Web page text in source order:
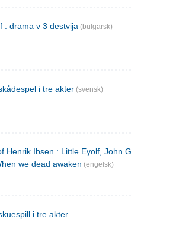
: drama v 3 destvija (bulgarsk)
i tre akter (svensk)
Henrik Ibsen : Little Eyolf, John Gabriel
we dead awaken (engelsk)
i tre akter